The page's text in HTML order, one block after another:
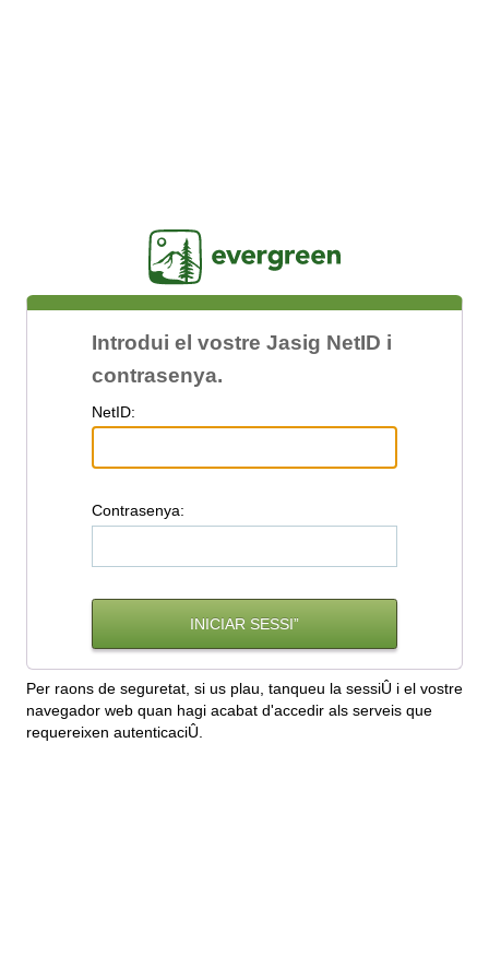
Introdui el vostre Jasig NetID i
contrasenya.
NetID:
Contrasenya:
Per raons de seguretat, si us plau, tanqueu la sessiÛ i el vostre
navegador web quan hagi acabat d'accedir als serveis que
requereixen autenticaciÛ.